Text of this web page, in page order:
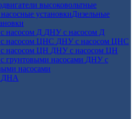
высоковольтные
Дизельные
ДНУ с насосом Д
ДНУ с насосом ЦНС
ДНУ с насосом ЦН
ДНУ с
насосами
ДНА